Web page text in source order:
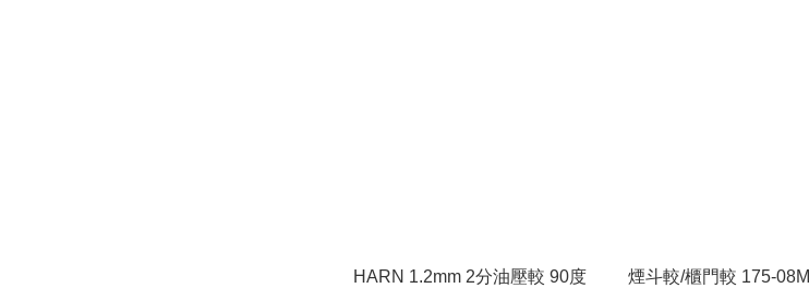
HARN 1.2mm 2分油壓較 90度 煙斗較/櫃門較 175-08M